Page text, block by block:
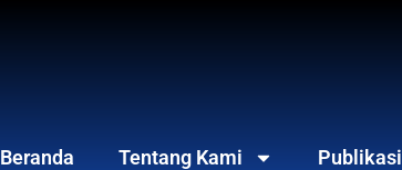
Beranda Tentang Kami Publikasi